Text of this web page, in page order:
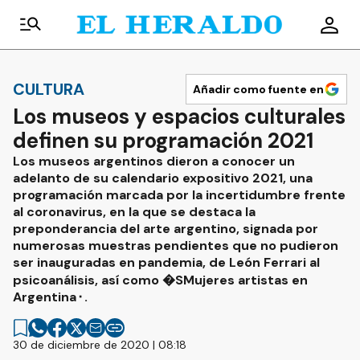
CULTURA Añadir como fuente en
Los museos y espacios culturales
definen su programación 2021
Los museos argentinos dieron a conocer un
adelanto de su calendario expositivo 2021, una
programación marcada por la incertidumbre frente
al coronavirus, en la que se destaca la
preponderancia del arte argentino, signada por
numerosas muestras pendientes que no pudieron
ser inauguradas en pandemia, de León Ferrari al
psicoanálisis, así como �SMujeres artistas en
Argentina⬝.
30 de diciembre de 2020 | 08:18